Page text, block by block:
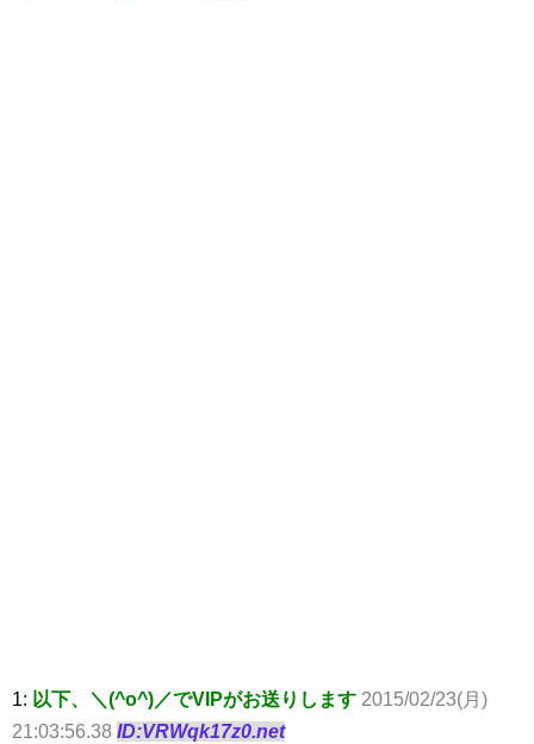
1: 以下、＼(^o^)／でVIPがお送りします 2015/02/23(月)
21:03:56.38 ID:VRWqk17z0.net